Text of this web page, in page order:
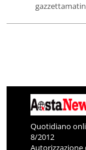
gazzettamatin
Quotidiano
8/2012
Autorizzazione